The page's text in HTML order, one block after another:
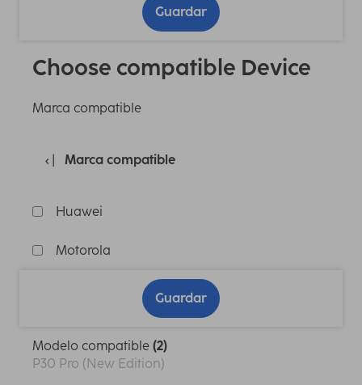
Guardar
Choose compatible Device
Marca compatible
Marca compatible
Huawei
Motorola
Guardar
Modelo compatible (2)
P30 Pro (New Edition)